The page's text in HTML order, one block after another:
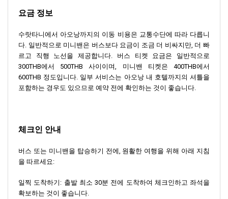
요금 정보
수랏타니에서 아오낭까지의 이동 비용은 교통수단에 따라 다릅니
다. 일반적으로 미니밴은 버스보다 요금이 조금 더 비싸지만, 더 빠
르고 직행 노선을 제공합니다. 버스 티켓 요금은 일반적으로
300THB에서 500THB 사이이며, 미니밴 티켓은 400THB에서
600THB 정도입니다. 일부 서비스는 아오낭 내 호텔까지의 셔틀을
포함하는 경우도 있으므로 예약 전에 확인하는 것이 좋습니다.
체크인 안내
버스 또는 미니밴을 탑승하기 전에, 원활한 여행을 위해 아래 지침
을 따르세요:
일찍 도착하기: 출발 최소 30분 전에 도착하여 체크인하고 좌석을
확보하는 것이 좋습니다.